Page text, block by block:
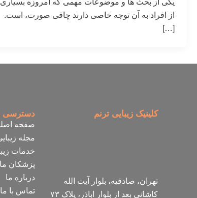
از افراد به آن توجه خاصی دارند چاقی صورت، است.
[…]
کلینیک زیبایی ترنم
تهران، صادقیه، بلوار آیت الله
کاشانی بعد از بلوار اباذر، پلاک ۷۳
دسترسی
صفحه
مجله
خدمات
پزشکان ما
درباره ما
تماس با ما